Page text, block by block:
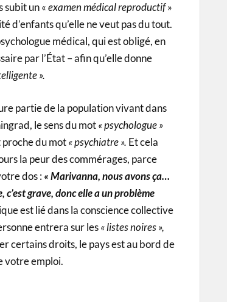
subit un «examen médical reproductif»
d’enfants qu’elle ne veut pas du tout.
médical, qui est obligé, en
par l’État – afin qu’elle donne
».
partie de la population vivant dans
le sens du mot« psychologue »
proche du mot« psychiatre ». Et cela
la peur des commérages, parce
dos :« Marivanna, nous avons ça…
grave, donc elle a un problème
est lié dans la conscience collective
entrera sur les« listes noires »,
certains droits, le pays est au bord de
votre emploi.